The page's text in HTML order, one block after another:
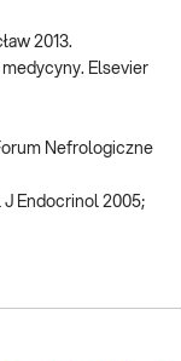
2013.
Elsevier
Nefrologiczne
J Endocrinol 2005;